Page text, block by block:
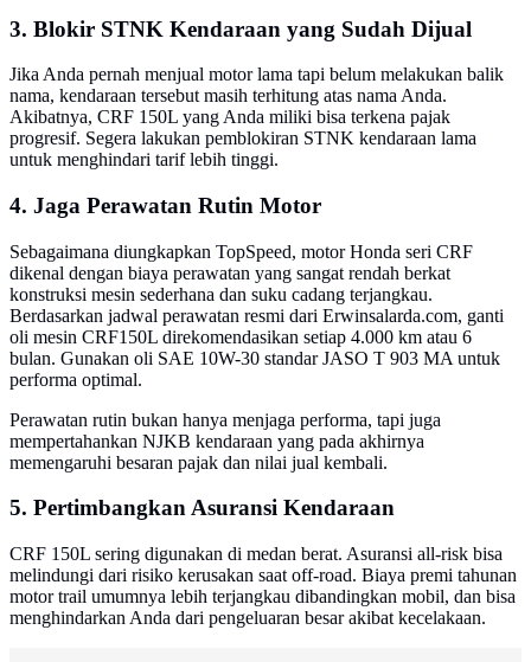
3. Blokir STNK Kendaraan yang Sudah Dijual
Jika Anda pernah menjual motor lama tapi belum melakukan balik
nama, kendaraan tersebut masih terhitung atas nama Anda.
Akibatnya, CRF 150L yang Anda miliki bisa terkena pajak
progresif. Segera lakukan pemblokiran STNK kendaraan lama
untuk menghindari tarif lebih tinggi.
4. Jaga Perawatan Rutin Motor
Sebagaimana diungkapkan TopSpeed, motor Honda seri CRF
dikenal dengan biaya perawatan yang sangat rendah berkat
konstruksi mesin sederhana dan suku cadang terjangkau.
Berdasarkan jadwal perawatan resmi dari Erwinsalarda.com, ganti
oli mesin CRF150L direkomendasikan setiap 4.000 km atau 6
bulan. Gunakan oli SAE 10W-30 standar JASO T 903 MA untuk
performa optimal.
Perawatan rutin bukan hanya menjaga performa, tapi juga
mempertahankan NJKB kendaraan yang pada akhirnya
memengaruhi besaran pajak dan nilai jual kembali.
5. Pertimbangkan Asuransi Kendaraan
CRF 150L sering digunakan di medan berat. Asuransi all-risk bisa
melindungi dari risiko kerusakan saat off-road. Biaya premi tahunan
motor trail umumnya lebih terjangkau dibandingkan mobil, dan bisa
menghindarkan Anda dari pengeluaran besar akibat kecelakaan.